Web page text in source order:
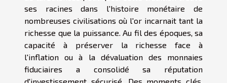
ses racines dans l'histoire monétaire de
nombreuses civilisations où l'or incarnait tant la
richesse que la puissance. Au fil des époques, sa
capacité à préserver la richesse face à
l'inflation ou à la dévaluation des monnaies
fiduciaires a consolidé sa réputation